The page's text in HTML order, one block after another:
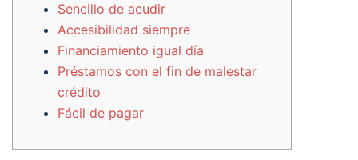
Sencillo de acudir
Accesibilidad siempre
Financiamiento igual día
Préstamos con el fin de malestar
crédito
Fácil de pagar